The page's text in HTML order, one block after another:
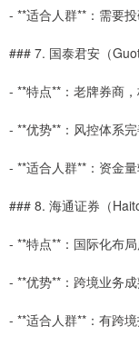
- **适合人群**：需要投
### 7. 国泰君安（
- **特点**：老牌券商
- **优势**：风控体系
- **适合人群**：资金
### 8. 海通证券（
- **特点**：国际化布
- **优势**：跨境业务成
- **适合人群**：有跨境